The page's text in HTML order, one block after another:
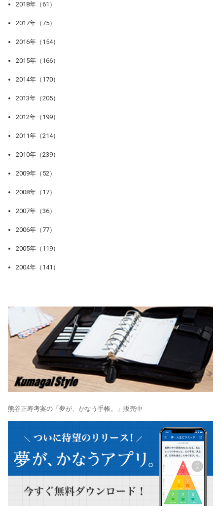
2018年（61）
2017年（75）
2016年（154）
2015年（166）
2014年（170）
2013年（205）
2012年（199）
2011年（214）
2010年（239）
2009年（52）
2008年（17）
2007年（36）
2006年（77）
2005年（119）
2004年（141）
熊谷正寿考案の「夢が、かなう手帳。」販売中